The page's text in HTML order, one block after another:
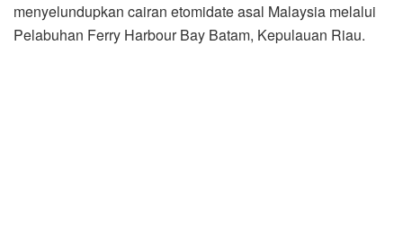
menyelundupkan cairan etomidate asal Malaysia melalui
Pelabuhan Ferry Harbour Bay Batam, Kepulauan Riau.